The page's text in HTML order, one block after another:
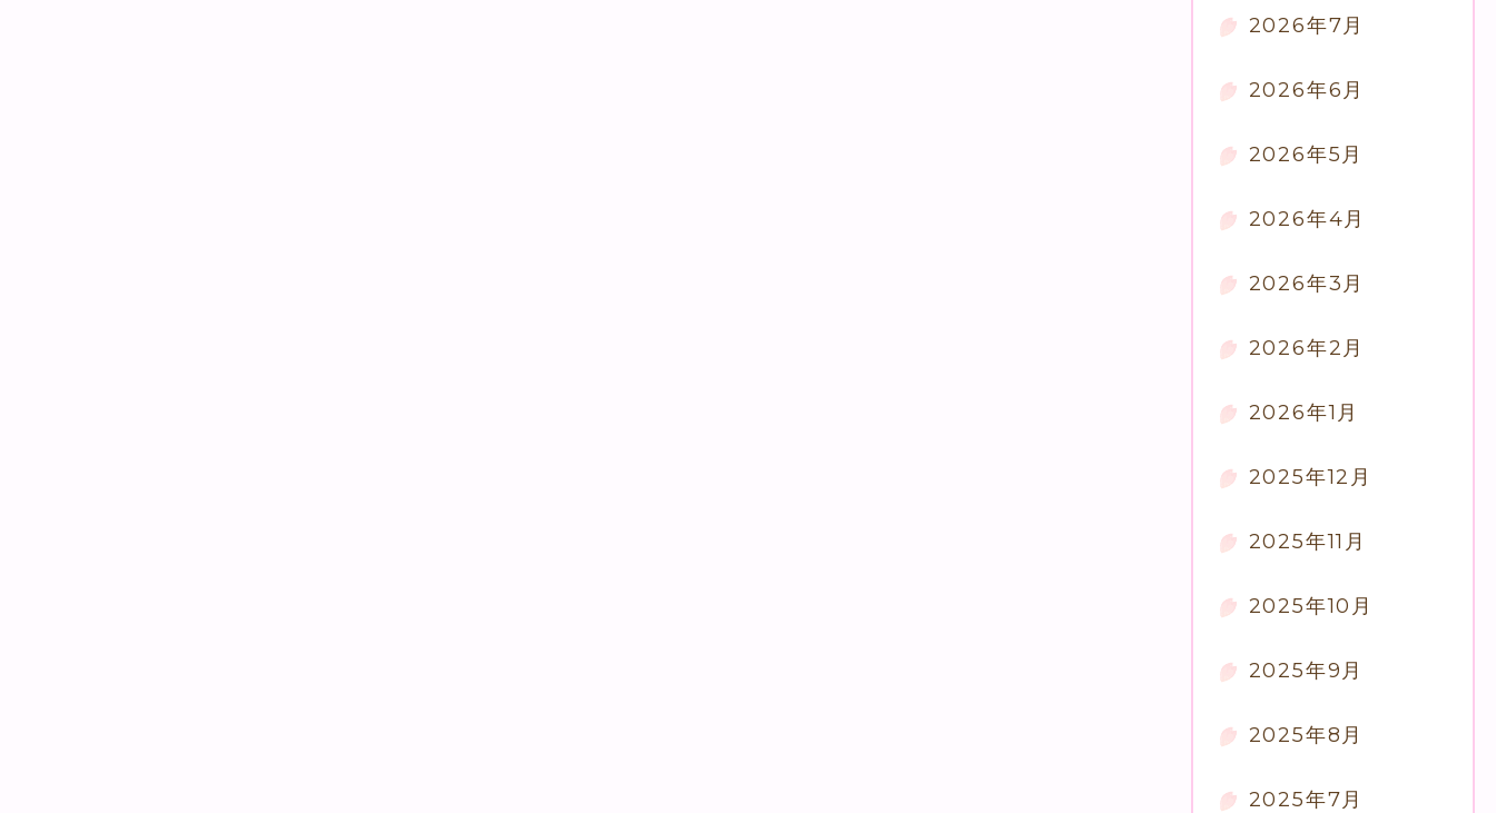
2026年7月
2026年6月
2026年5月
2026年4月
2026年3月
2026年2月
2026年1月
2025年12月
2025年11月
2025年10月
2025年9月
2025年8月
2025年7月